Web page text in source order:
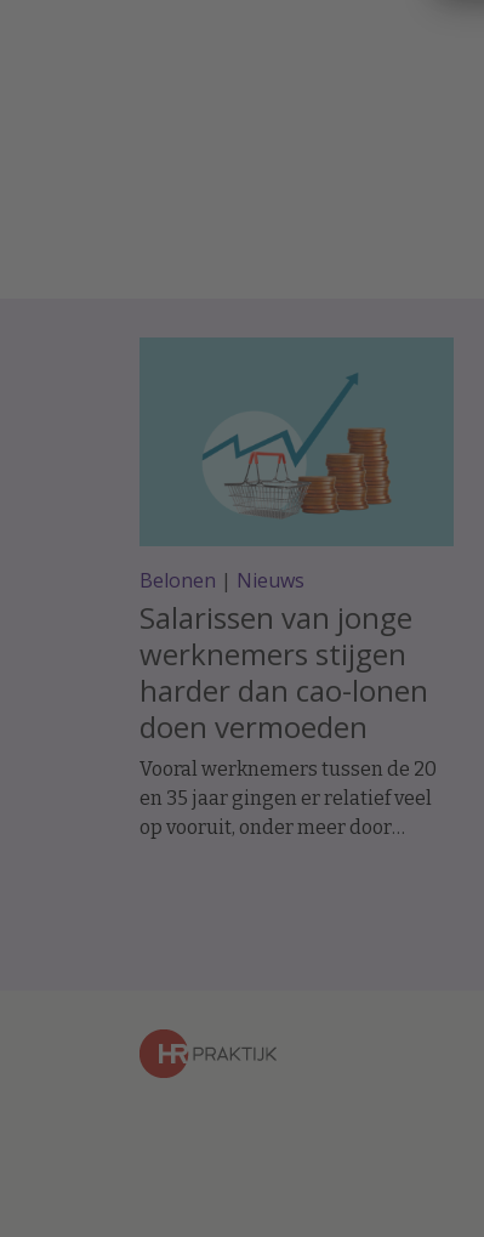
Belonen | Nieuws
Salarissen van jonge
werknemers stijgen
harder dan cao-lonen
doen vermoeden
Vooral werknemers tussen de 20
en 35 jaar gingen er relatief veel
op vooruit, onder meer door